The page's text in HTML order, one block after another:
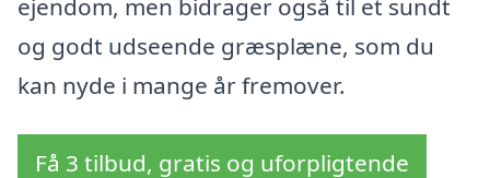
og godt udseende græsplæne, som du
kan nyde i mange år fremover.
Få 3 tilbud, gratis og uforpligtende